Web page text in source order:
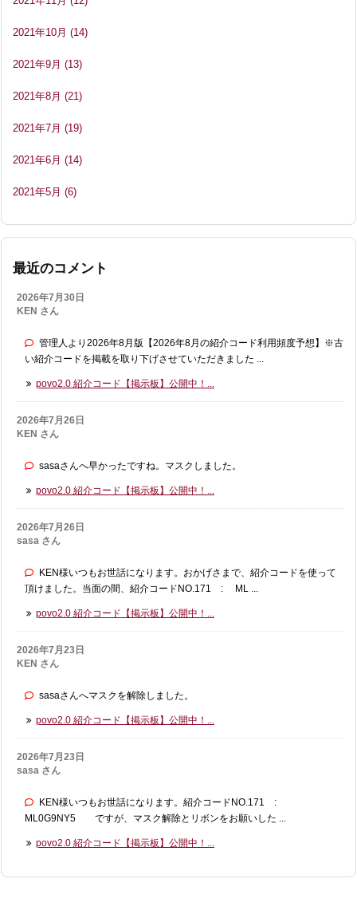
2021年10月 (14)
2021年9月 (13)
2021年8月 (21)
2021年7月 (19)
2021年6月 (14)
2021年5月 (6)
最近のコメント
2026年7月30日
KEN さん
管理人より2026年8月版【2026年8月の紹介コード利用頻度予想】※古
い紹介コードを掲載を取り下げさせていただきました ...
povo2.0 紹介コード【掲示板】公開中！...
2026年7月26日
KEN さん
sasaさんへ早かったですね。マスクしました。
povo2.0 紹介コード【掲示板】公開中！...
2026年7月26日
sasa さん
KEN様いつもお世話になります。おかげさまで、紹介コードを使って
頂けました。当面の間、紹介コードNO.171 : ML ...
povo2.0 紹介コード【掲示板】公開中！...
2026年7月23日
KEN さん
sasaさんへマスクを解除しました。
povo2.0 紹介コード【掲示板】公開中！...
2026年7月23日
sasa さん
KEN様いつもお世話になります。紹介コードNO.171 :
ML0G9NY5 ですが、マスク解除とリボンをお願いした ...
povo2.0 紹介コード【掲示板】公開中！...